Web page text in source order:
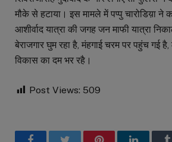
मौके से हटाया। इस मामले में पप्पु चारोडिय़ा ने
आशीर्वाद यात्रा की जगह जन माफी यात्रा
बेराजगार घुम रहा है, मंहगाई चरम पर पहुंच गई
विकास का दम भर रहै।
Post Views: 509